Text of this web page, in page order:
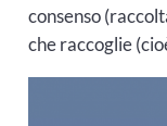
consenso
che raccoglie